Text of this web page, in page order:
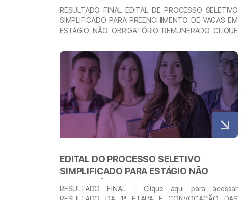
OBRIGATÓRIO – REMUNERADO –
PESQUISA CLÍNICA
RESULTADO FINAL EDITAL DE PROCESSO SELETIVO
SIMPLIFICADO PARA PREENCHIMENTO DE VAGAS EM
ESTÁGIO NÃO OBRIGATÓRIO REMUNERADO CLIQUE
1º ETAPA SOBRE A VAGA O Processo Seletivo
Simplificado para Estágio será realizado pelo próprio
Instituto do Ensino, Pesquisa e Inovação da Liga
contra o Câncer, através de sua Gerência de Pesquisa
…Continued
Veja mais
EDITAL DO PROCESSO SELETIVO
SIMPLIFICADO PARA ESTÁGIO NÃO
OBRIGATÓRIO – REMUNERADO –
PESQUISA CLÍNICA E INSTITUCIONAL
RESULTADO FINAL – Clique aqui para acessar